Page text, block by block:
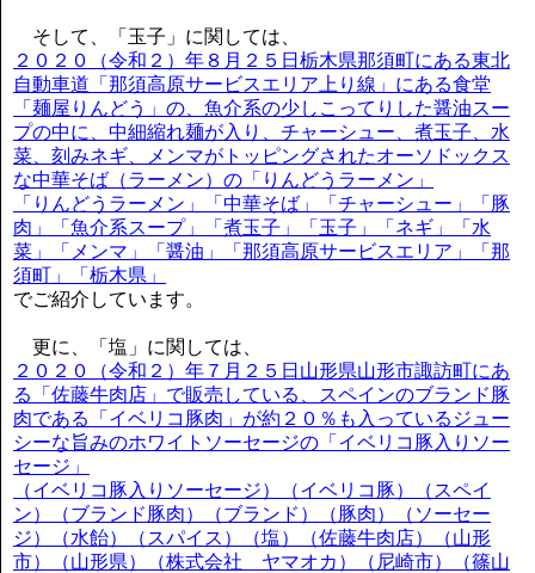
そして、「玉子」に関しては、
２０２０（令和２）年８月２５日栃木県那須町にある東北
自動車道「那須高原サービスエリア上り線」にある食堂
「麺屋りんどう」の、魚介系の少しこってりした醤油スー
プの中に、中細縮れ麺が入り、チャーシュー、煮玉子、水
菜、刻みネギ、メンマがトッピングされたオーソドックス
な中華そば（ラーメン）の「りんどうラーメン」
「りんどうラーメン」「中華そば」「チャーシュー」「豚
肉」「魚介系スープ」「煮玉子」「玉子」「ネギ」「水
菜」「メンマ」「醤油」「那須高原サービスエリア」「那
須町」「栃木県」
でご紹介しています。
更に、「塩」に関しては、
２０２０（令和２）年７月２５日山形県山形市諏訪町にあ
る「佐藤牛肉店」で販売している、スペインのブランド豚
肉である「イベリコ豚肉」が約２０％も入っているジュー
シーな旨みのホワイトソーセージの「イベリコ豚入りソー
セージ」
（イベリコ豚入りソーセージ）（イベリコ豚）（スペイ
ン）（ブランド豚肉）（ブランド）（豚肉）（ソーセー
ジ）（水飴）（スパイス）（塩）（佐藤牛肉店）（山形
市）（山形県）（株式会社 ヤマオカ）（尼崎市）（篠山